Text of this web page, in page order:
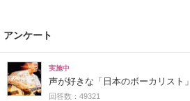
アンケート
実施中
声が好きな「日本のボーカリスト
回答数：49321